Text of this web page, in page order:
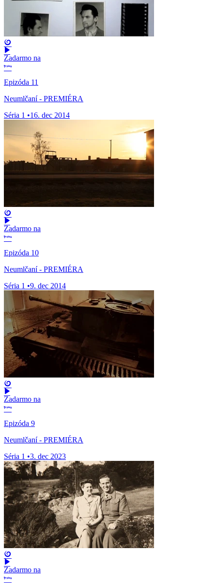
Zadarmo na
Epizóda 11
Neumlčaní - PREMIÉRA
Séria 1 •16. dec 2014
Zadarmo na
Epizóda 10
Neumlčaní - PREMIÉRA
Séria 1 •9. dec 2014
Zadarmo na
Epizóda 9
Neumlčaní - PREMIÉRA
Séria 1 •3. dec 2023
Zadarmo na